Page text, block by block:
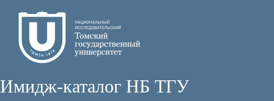
Имидж-каталог НБ ТГУ